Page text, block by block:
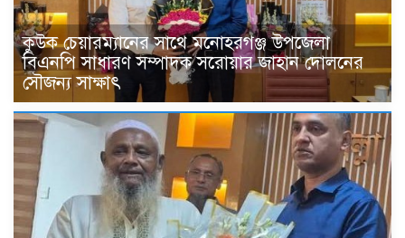
কুউক চেয়ারম্যানের সাথে মনোহরগঞ্জ উপজেলা
বিএনপি সাধারণ সম্পাদক সরোয়ার জাহান দোলনের
সৌজন্য সাক্ষাৎ